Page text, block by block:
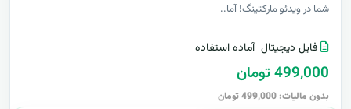
شما در ویدئو مارکتینگ! آما..
فایل دیجیتال آماده استفاده
499,000 تومان
بدون مالیات: 499,000 تومان